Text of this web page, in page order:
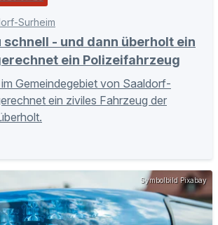
Surheim
schnell - und dann überholt ein
ein Polizeifahrzeug
Gemeindegebiet von Saaldorf-
ein ziviles Fahrzeug der
Symbolbild Pixabay